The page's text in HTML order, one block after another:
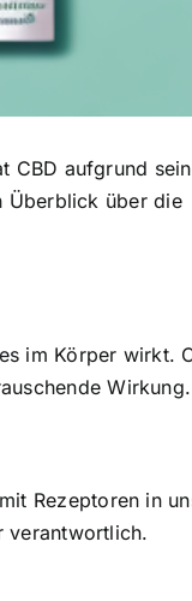
CBD aufgrund
Überblick über die
im Körper wirkt.
Wirkung.
Rezeptoren in
verantwortlich.